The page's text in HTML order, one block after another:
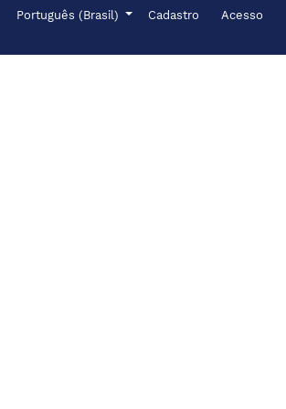
Idioma
Português (Brasil)
Menu de Cadastro Acesso